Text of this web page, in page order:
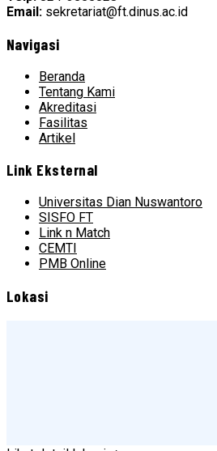
Email: sekretariat@ft.dinus.ac.id
Navigasi
Beranda
Tentang Kami
Akreditasi
Fasilitas
Artikel
Link Eksternal
Universitas Dian Nuswantoro
SISFO FT
Link n Match
CEMTI
PMB Online
Lokasi